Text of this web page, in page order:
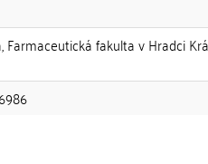
Farmaceutická fakulta v Hradci